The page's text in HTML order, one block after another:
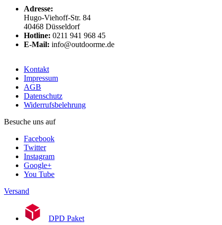
Adresse:
Hugo-Viehoff-Str. 84
40468 Düsseldorf
Hotline: 0211 941 968 45
E-Mail: info@outdoorme.de
Kontakt
Impressum
AGB
Datenschutz
Widerrufsbelehrung
Besuche uns auf
Facebook
Twitter
Instagram
Google+
You Tube
Versand
DPD Paket